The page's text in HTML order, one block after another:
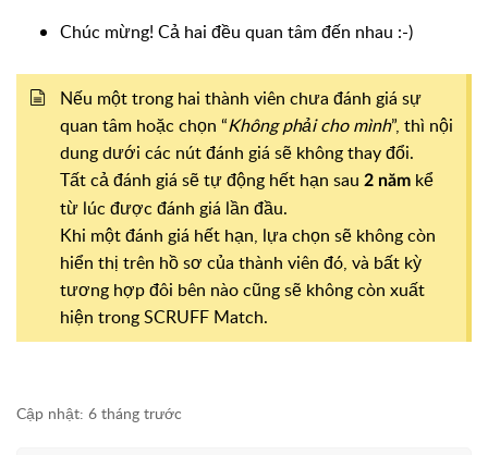
Chúc mừng! Cả hai đều quan tâm đến nhau :-)
Nếu một trong hai thành viên chưa đánh giá sự
quan tâm hoặc chọn “Không phải cho mình”, thì nội
dung dưới các nút đánh giá sẽ không thay đổi.
Tất cả đánh giá sẽ tự động hết hạn sau 2 năm kể
từ lúc được đánh giá lần đầu.
Khi một đánh giá hết hạn, lựa chọn sẽ không còn
hiển thị trên hồ sơ của thành viên đó, và bất kỳ
tương hợp đôi bên nào cũng sẽ không còn xuất
hiện trong SCRUFF Match.
Cập nhật: 6 tháng trước